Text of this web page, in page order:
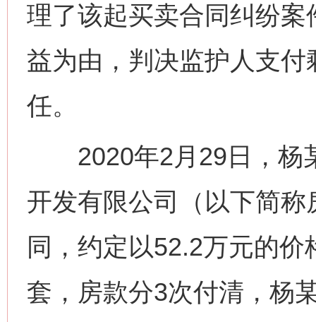
理了该起买卖合同纠纷
益为由，判决监护人支
任。
2020年2月29日，杨
开发有限公司（以下简
同，约定以52.2万元的
套，房款分3次付清，杨